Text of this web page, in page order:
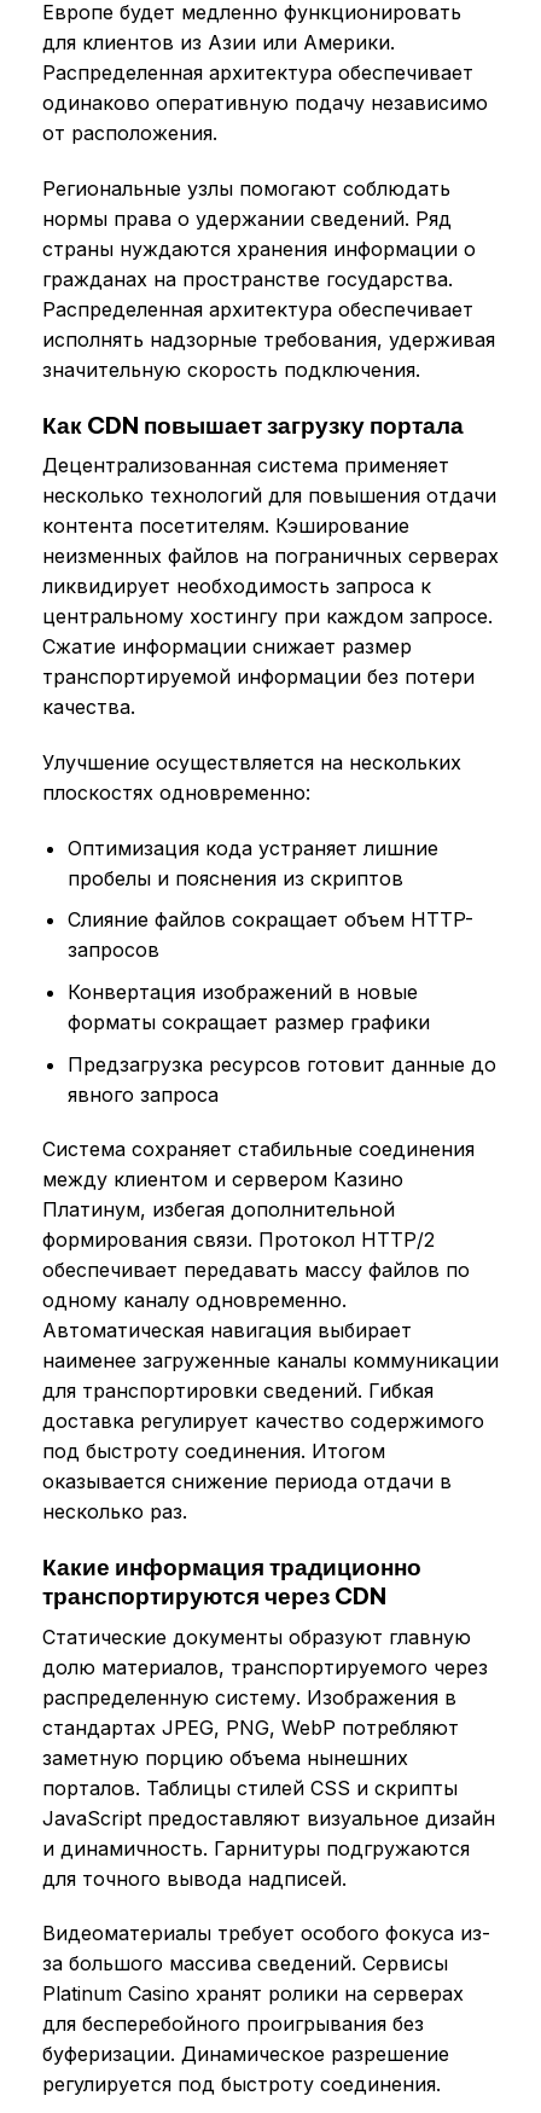
Европе будет медленно функционировать
для клиентов из Азии или Америки.
Распределенная архитектура обеспечивает
одинаково оперативную подачу независимо
от расположения.
Региональные узлы помогают соблюдать
нормы права о удержании сведений. Ряд
страны нуждаются хранения информации о
гражданах на пространстве государства.
Распределенная архитектура обеспечивает
исполнять надзорные требования, удерживая
значительную скорость подключения.
Как CDN повышает загрузку портала
Децентрализованная система применяет
несколько технологий для повышения отдачи
контента посетителям. Кэширование
неизменных файлов на пограничных серверах
ликвидирует необходимость запроса к
центральному хостингу при каждом запросе.
Сжатие информации снижает размер
транспортируемой информации без потери
качества.
Улучшение осуществляется на нескольких
плоскостях одновременно:
Оптимизация кода устраняет лишние
пробелы и пояснения из скриптов
Слияние файлов сокращает объем HTTP-
запросов
Конвертация изображений в новые
форматы сокращает размер графики
Предзагрузка ресурсов готовит данные до
явного запроса
Система сохраняет стабильные соединения
между клиентом и сервером Казино
Платинум, избегая дополнительной
формирования связи. Протокол HTTP/2
обеспечивает передавать массу файлов по
одному каналу одновременно.
Автоматическая навигация выбирает
наименее загруженные каналы коммуникации
для транспортировки сведений. Гибкая
доставка регулирует качество содержимого
под быстроту соединения. Итогом
оказывается снижение периода отдачи в
несколько раз.
Какие информация традиционно
транспортируются через CDN
Статические документы образуют главную
долю материалов, транспортируемого через
распределенную систему. Изображения в
стандартах JPEG, PNG, WebP потребляют
заметную порцию объема нынешних
порталов. Таблицы стилей CSS и скрипты
JavaScript предоставляют визуальное дизайн
и динамичность. Гарнитуры подгружаются
для точного вывода надписей.
Видеоматериалы требует особого фокуса из-
за большого массива сведений. Сервисы
Platinum Casino хранят ролики на серверах
для бесперебойного проигрывания без
буферизации. Динамическое разрешение
регулируется под быстроту соединения.